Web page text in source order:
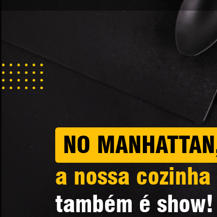
NO
a nossa cozinha
também é show!